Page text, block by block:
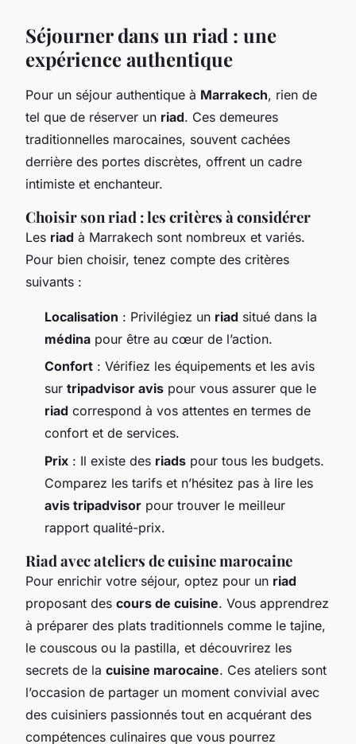
Séjourner dans un riad : une
expérience authentique
Pour un séjour authentique à Marrakech, rien de
tel que de réserver un riad. Ces demeures
traditionnelles marocaines, souvent cachées
derrière des portes discrètes, offrent un cadre
intimiste et enchanteur.
Choisir son riad : les critères à considérer
Les riad à Marrakech sont nombreux et variés.
Pour bien choisir, tenez compte des critères
suivants :
Localisation : Privilégiez un riad situé dans la
médina pour être au cœur de l’action.
Confort : Vérifiez les équipements et les avis
sur tripadvisor avis pour vous assurer que le
riad correspond à vos attentes en termes de
confort et de services.
Prix : Il existe des riads pour tous les budgets.
Comparez les tarifs et n’hésitez pas à lire les
avis tripadvisor pour trouver le meilleur
rapport qualité-prix.
Riad avec ateliers de cuisine marocaine
Pour enrichir votre séjour, optez pour un riad
proposant des cours de cuisine. Vous apprendrez
à préparer des plats traditionnels comme le tajine,
le couscous ou la pastilla, et découvrirez les
secrets de la cuisine marocaine. Ces ateliers sont
l’occasion de partager un moment convivial avec
des cuisiniers passionnés tout en acquérant des
compétences culinaires que vous pourrez